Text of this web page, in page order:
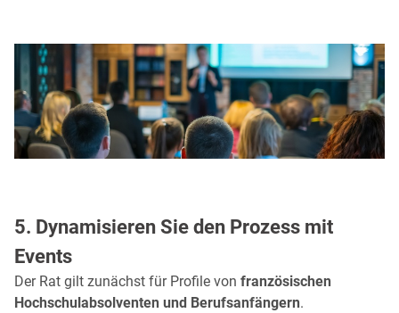
5. Dynamisieren Sie den Prozess mit
Events
Der Rat gilt zunächst für Profile von französischen
Hochschulabsolventen und Berufsanfängern.